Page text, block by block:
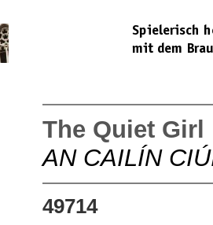
The Quiet Girl
AN CAILÍN
49714